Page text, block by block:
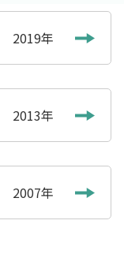
2019年
2013年
2007年